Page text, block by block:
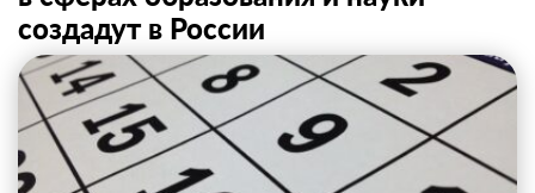
создадут в России